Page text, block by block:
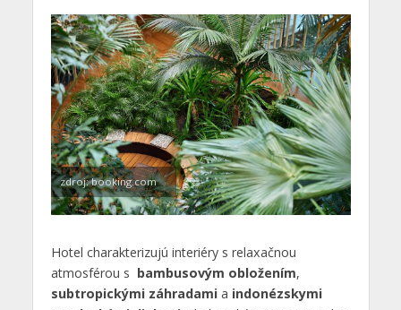
zdroj: booking.com
Hotel charakterizujú interiéry s relaxačnou
atmosférou s bambusovým obložením,
subtropickými záhradamia indonézskymi